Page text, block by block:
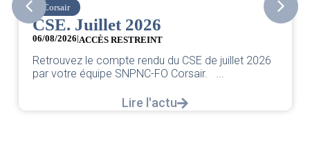
Corsair
CSE. Juillet 2026
06/08/2026|ACCÈS RESTREINT
Retrouvez le compte rendu du CSE de juillet 2026
par votre équipe SNPNC-FO Corsair. ...
Lire l'actu